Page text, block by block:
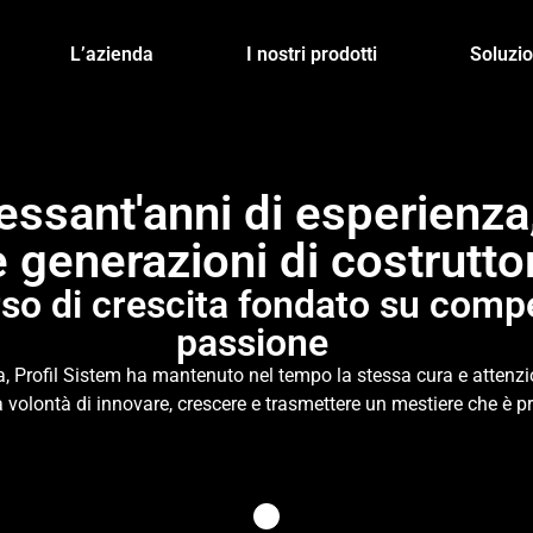
L’azienda I nostri prodotti
di
generazioni di
di crescita fondato su
passione
Sistem ha mantenuto nel tempo la stessa cura e
di innovare, crescere e trasmettere un mestiere che è